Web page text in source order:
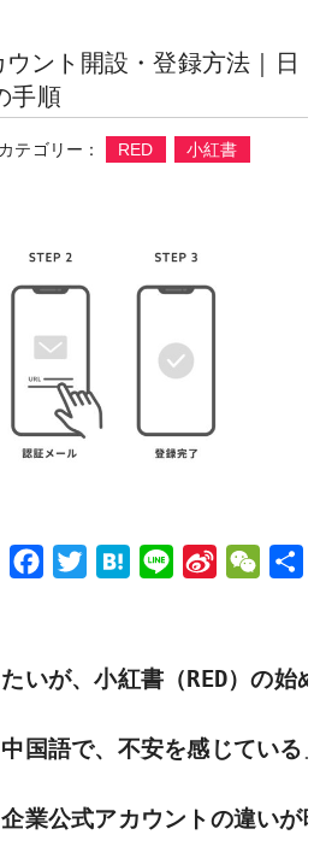
ント開設・登録方法｜日
手順
カテゴリー： RED 小紅書
b
o
r
H
n
S
W
i
o
W
a
いが、小紅書（RED）の始
中国語で、不安を感じている
企業公式アカウントの違い